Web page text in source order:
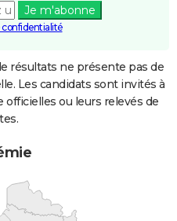
Je m'abonne
confidentialité
résultats ne présente pas de
Les candidats sont invités à
ou leurs relevés de